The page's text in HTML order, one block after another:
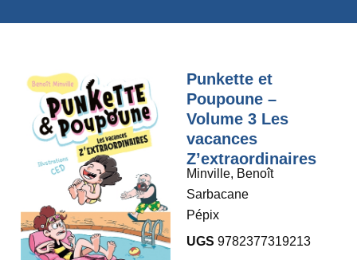
Punkette et
Poupoune –
Volume 3 Les
vacances
Z’extraordinaires
Minville, Benoît
Sarbacane
Pépix
UGS 9782377319213